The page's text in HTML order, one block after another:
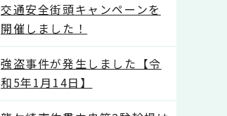
交通安全街頭キャンペーンを
開催しました！
強盗事件が発生しました【令
和5年1月14日】